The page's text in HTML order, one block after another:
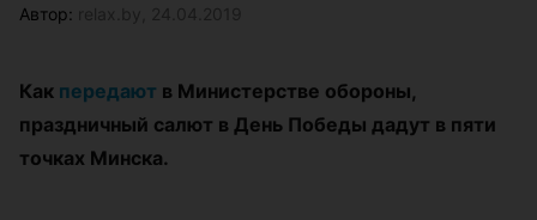
Автор:
Как передают в Министерстве обороны,
праздничный салют в День Победы дадут в пяти
точках Минска.